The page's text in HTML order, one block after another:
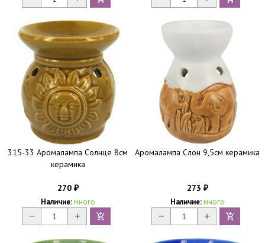
315-33 Аромалампа Солнце 8см
керамика
270 ₽
Наличие: много
Аромалампа Слон 9,5см керамика
273 ₽
Наличие: много